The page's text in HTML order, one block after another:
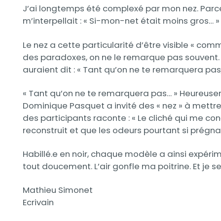
J’ai longtemps été complexé par mon nez.
m’interpellait : « Si-mon-net était moins gros…
Le nez a cette particularité d’être visible «
des paradoxes, on ne le remarque pas
auraient dit : « Tant qu’on ne te remarquera
« Tant qu’on ne te remarquera pas… »
Dominique Pasquet a invité des « nez » à
des participants raconte : « Le cliché qui me
reconstruit et que les odeurs pourtant si
Habillé.e en noir, chaque modèle a ainsi
tout doucement. L’air gonfle ma poitrine. Et je
Mathieu Simonet
Ecrivain